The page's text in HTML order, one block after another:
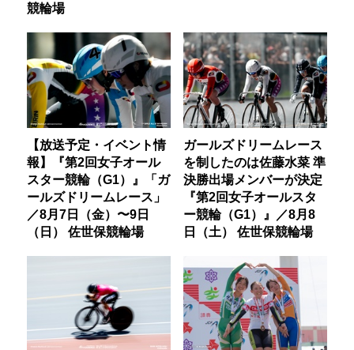
競輪場
【放送予定・イベント情
報】『第2回女子オール
スター競輪（G1）』「ガ
ールズドリームレース」
／8月7日（金）〜9日
（日） 佐世保競輪場
ガールズドリームレース
を制したのは佐藤水菜 準
決勝出場メンバーが決定
『第2回女子オールスタ
ー競輪（G1）』／8月8
日（土） 佐世保競輪場